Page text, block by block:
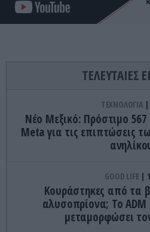
ΤΕΛΕΥΤΑΙΕΣ
ΤΕΧΝΟΛΟΓΙΑ
Nέο Μεξικό: Πρόστιμο
Meta για τις επιπτώσεις
GOOD LIFE
Κουράστηκες από τα
αλυσοπρίονα; Το ADM
μεταμορφώσει